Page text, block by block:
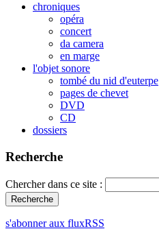
chroniques
opéra
concert
da camera
en marge
l'objet sonore
tombé du nid d'euterpe
pages de chevet
DVD
CD
dossiers
Recherche
Chercher dans ce site :
s'abonner aux fluxRSS